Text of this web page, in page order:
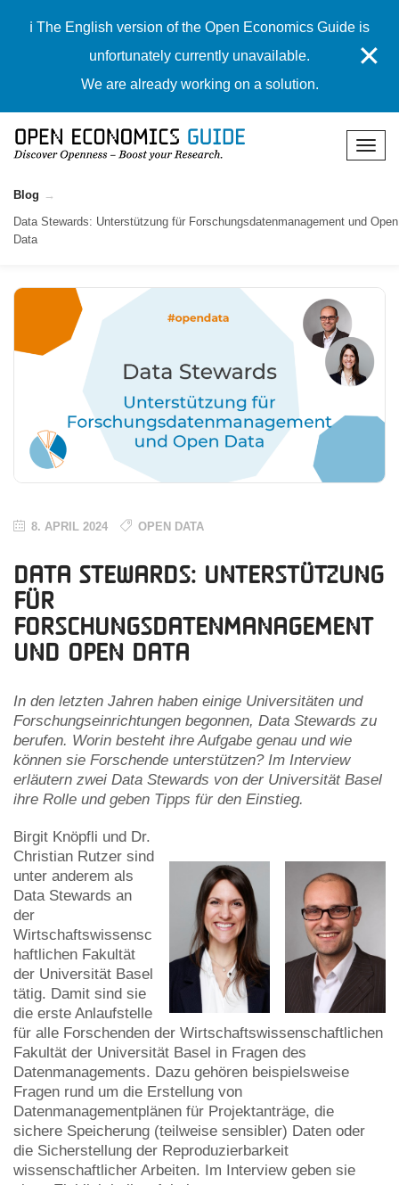
ℹ️ The English version of the Open Economics Guide is
unfortunately currently unavailable.
We are already working on a solution.
✕
Blog
Data Stewards: Unterstützung für Forschungsdatenmanagement und Open
Data
8. APRIL 2024 OPEN DATA
Data Stewards: Unterstützung
für
Forschungsdatenmanagement
und Open Data
In den letzten Jahren haben einige Universitäten und
Forschungseinrichtungen begonnen, Data Stewards zu
berufen. Worin besteht ihre Aufgabe genau und wie
können sie Forschende unterstützen? Im Interview
erläutern zwei Data Stewards von der Universität Basel
ihre Rolle und geben Tipps für den Einstieg.
Birgit Knöpfli und Dr.
Christian Rutzer sind
unter anderem als
Data Stewards an
der
Wirtschaftswissensc
haftlichen Fakultät
der Universität Basel
tätig. Damit sind sie
die erste Anlaufstelle
für alle Forschenden der Wirtschaftswissenschaftlichen
Fakultät der Universität Basel in Fragen des
Datenmanagements. Dazu gehören beispielsweise
Fragen rund um die Erstellung von
Datenmanagementplänen für Projektanträge, die
sichere Speicherung (teilweise sensibler) Daten oder
die Sicherstellung der Reproduzierbarkeit
wissenschaftlicher Arbeiten. Im Interview geben sie